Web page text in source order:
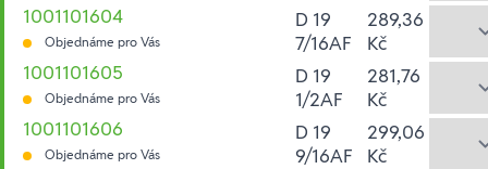
1001101604
Objednáme pro Vás
D 19
7/16AF
289,36
Kč
1001101605
Objednáme pro Vás
D 19
1/2AF
281,76
Kč
1001101606
Objednáme pro Vás
D 19
9/16AF
299,06
Kč